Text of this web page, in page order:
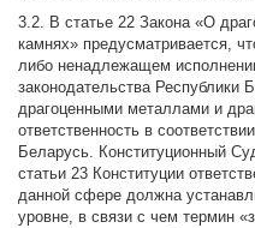
3.2. В статье 22 Закона «О
камнях» предусматривается,
либо ненадлежащем
законодательства Республики
драгоценными металлами и
ответственность в
Беларусь. Конституционный
статьи 23 Конституции
данной сфере должна
уровне, в связи с чем термин